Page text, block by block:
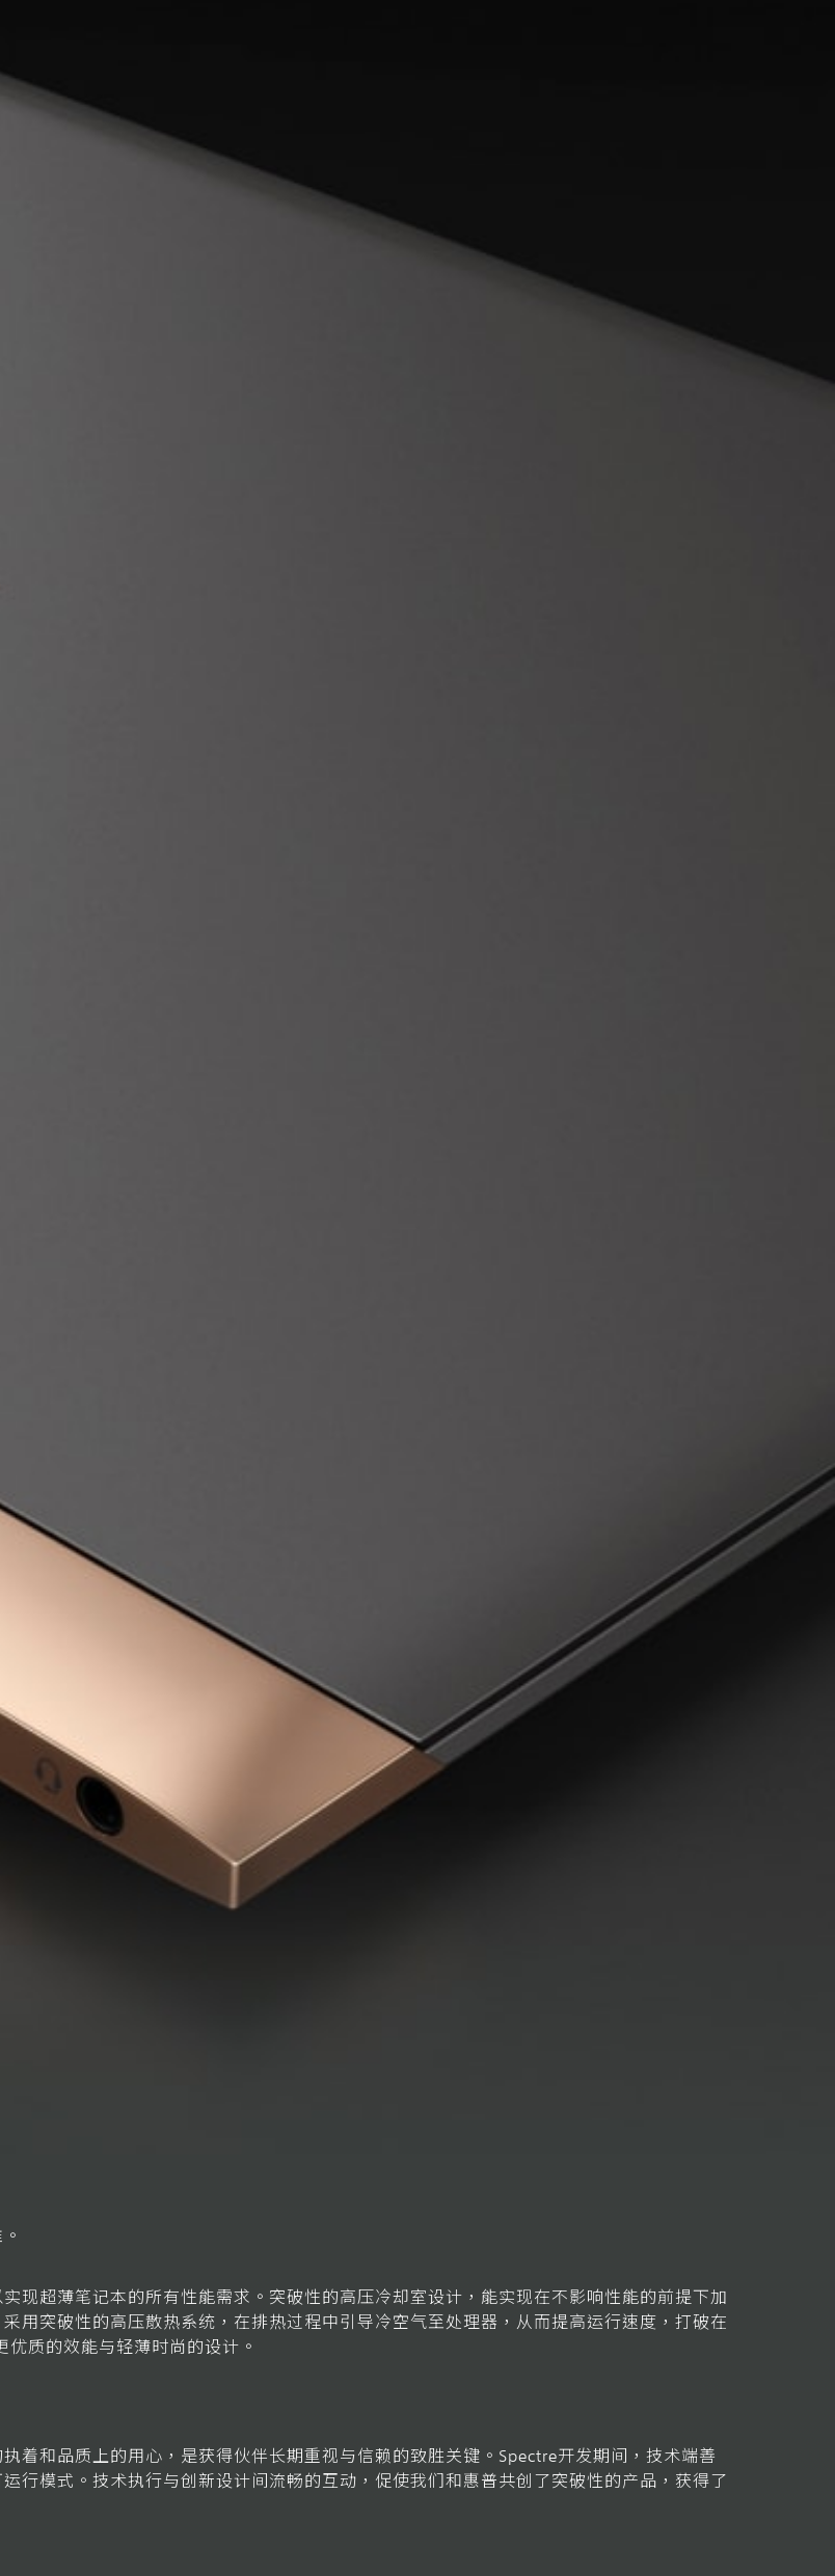
现超薄笔记本的所有性能需求。突破性的高压冷却室设计，能实现在不影响性能的前提下加
用突破性的高压散热系统，在排热过程中引导冷空气至处理器，从而提高运行速度，打破在
质的效能与轻薄时尚的设计。
着和品质上的用心，是获得伙伴长期重视与信赖的致胜关键。Spectre开发期间，技术端善
行模式。技术执行与创新设计间流畅的互动，促使我们和惠普共创了突破性的产品，获得了